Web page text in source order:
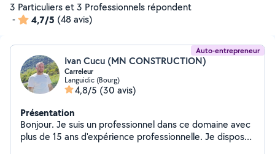
3 Particuliers et 3 Professionnels répondent
-
4,7/5 (48 avis)
Auto-entrepreneur
Ivan Cucu (MN CONSTRUCTION)
Carreleur
Languidic (Bourg)
4,8/5 (30 avis)
Présentation
Bonjour. Je suis un professionnel dans ce domaine avec
plus de 15 ans d'expérience professionnelle. Je dispose